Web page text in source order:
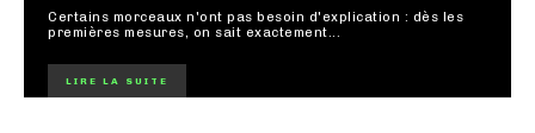
Certains morceaux n'ont pas besoin d'explication : dès les
premières mesures, on sait exactement...
LIRE LA SUITE